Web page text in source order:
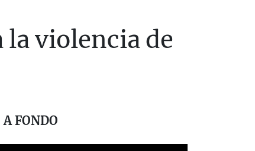
la violencia de
A FONDO